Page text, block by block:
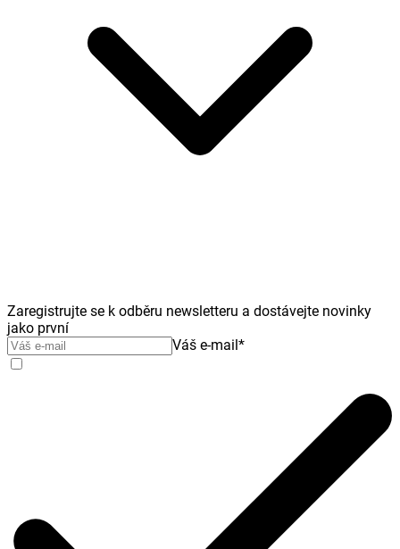
Zaregistrujte se k odběru newsletteru a dostávejte novinky
jako první
Váš e-mail*